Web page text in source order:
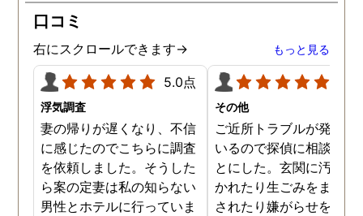
口コミ
右にスクロールできます→ もっと見る
5.0点
浮気調査
妻の帰りが遅くなり、不信
に感じたのでこちらに調査
を依頼しました。そうした
ら案の定妻は私の知らない
男性とホテルに行っていま
その他
ご近所トラブルが発生し
いるので探偵に相談する
とにした。玄関に汚物を
かれたり生ごみをまき散
されたり嫌がらせを受け